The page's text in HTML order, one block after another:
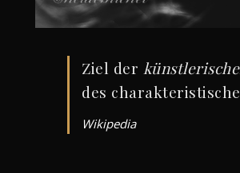
Ziel der
des
Wikipedia